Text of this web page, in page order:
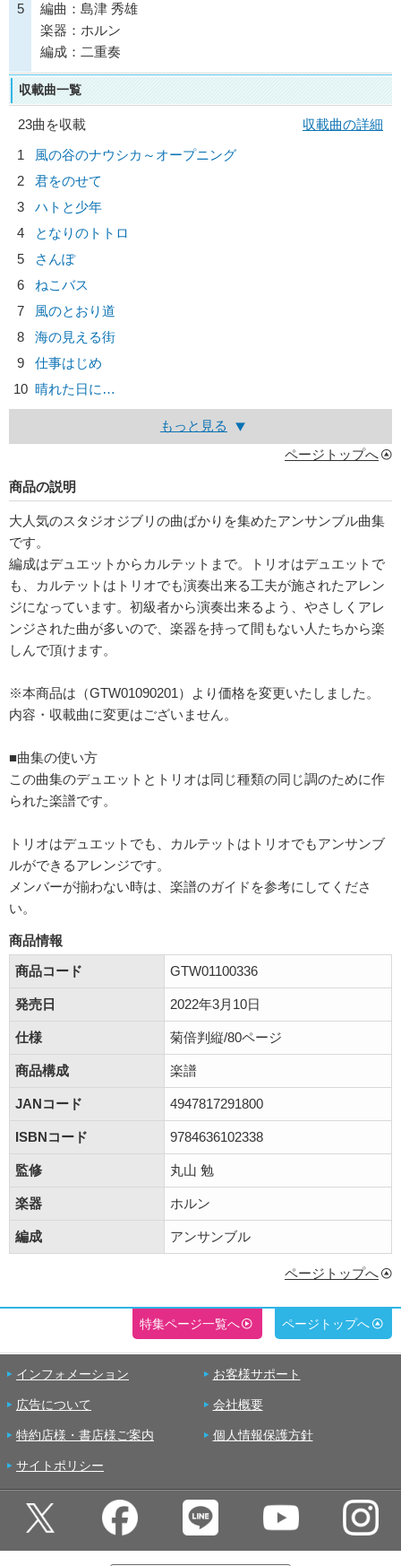
5
編曲：島津 秀雄
楽器：ホルン
編成：二重奏
収載曲一覧
23曲を収載
収載曲の詳細
1
風の谷のナウシカ～オープニング
2
君をのせて
3
ハトと少年
4
となりのトトロ
5
さんぽ
6
ねこバス
7
風のとおり道
8
海の見える街
9
仕事はじめ
10 晴れた日に…
もっと見る
ページトップへ
商品の説明
大人気のスタジオジブリの曲ばかりを集めたアンサンブル曲集
です。
編成はデュエットからカルテットまで。トリオはデュエットで
も、カルテットはトリオでも演奏出来る工夫が施されたアレン
ジになっています。初級者から演奏出来るよう、やさしくアレ
ンジされた曲が多いので、楽器を持って間もない人たちから楽
しんで頂けます。
※本商品は（GTW01090201）より価格を変更いたしました。
内容・収載曲に変更はございません。
■曲集の使い方
この曲集のデュエットとトリオは同じ種類の同じ調のために作
られた楽譜です。
トリオはデュエットでも、カルテットはトリオでもアンサンブ
ルができるアレンジです。
メンバーが揃わない時は、楽譜のガイドを参考にしてくださ
い。
商品情報
商品コード
GTW01100336
発売日 2022年3月10日
仕様 菊倍判縦/80ページ
商品構成 楽譜
JANコード 4947817291800
ISBNコード 9784636102338
監修 丸山 勉
楽器 ホルン
編成 アンサンブル
ページトップへ
特集ページ一覧へ ページトップへ
インフォメーション お客様サポート
広告について 会社概要
特約店様・書店様ご案内 個人情報保護方針
サイトポリシー